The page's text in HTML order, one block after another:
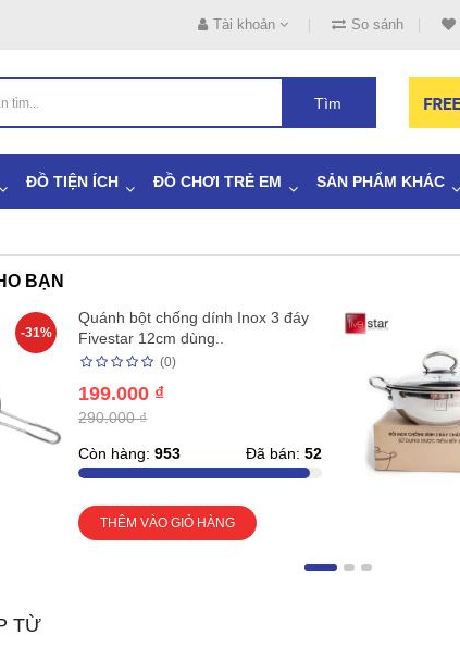
Tài khoản So sánh
Tìm
ĐỒ TIỆN ÍCH ĐỒ CHƠI TRẺ EM SẢN PHẨM KHÁC
BẠN
-31%
Quánh bột chống dính Inox 3 đáy
Fivestar 12cm dùng..
(0)
199.000 ₫
290.000 ₫
Còn hàng:953 Đã bán: 52
THÊM VÀO GIỎ HÀNG
TỪ